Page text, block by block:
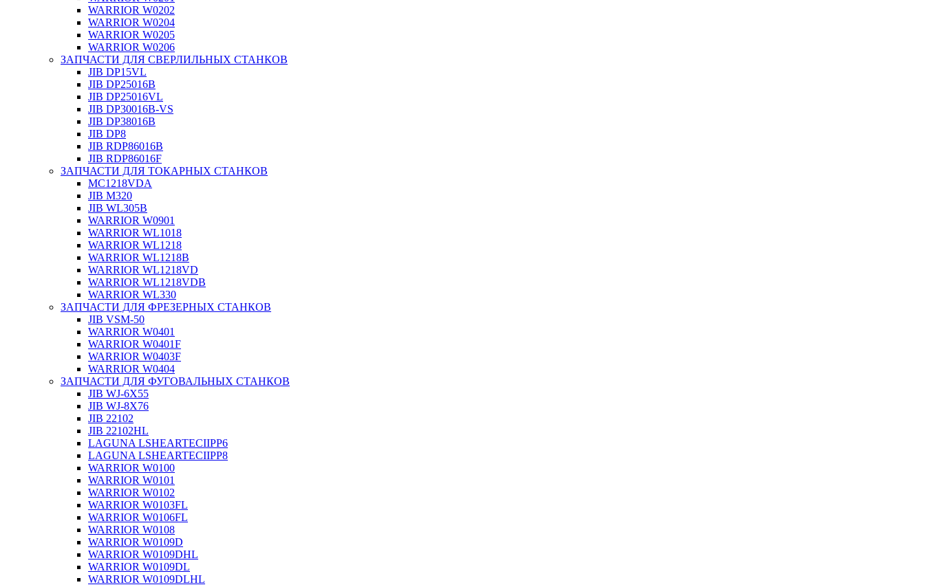
WARRIOR W0202
WARRIOR W0204
WARRIOR W0205
WARRIOR W0206
ЗАПЧАСТИ ДЛЯ СВЕРЛИЛЬНЫХ СТАНКОВ
JIB DP15VL
JIB DP25016B
JIB DP25016VL
JIB DP30016B-VS
JIB DP38016B
JIB DP8
JIB RDP86016B
JIB RDP86016F
ЗАПЧАСТИ ДЛЯ ТОКАРНЫХ СТАНКОВ
MC1218VDA
JIB M320
JIB WL305B
WARRIOR W0901
WARRIOR WL1018
WARRIOR WL1218
WARRIOR WL1218B
WARRIOR WL1218VD
WARRIOR WL1218VDB
WARRIOR WL330
ЗАПЧАСТИ ДЛЯ ФРЕЗЕРНЫХ СТАНКОВ
JIB VSM-50
WARRIOR W0401
WARRIOR W0401F
WARRIOR W0403F
WARRIOR W0404
ЗАПЧАСТИ ДЛЯ ФУГОВАЛЬНЫХ СТАНКОВ
JIB WJ-6X55
JIB WJ-8X76
JIB 22102
JIB 22102HL
LAGUNA LSHEARTECIIPP6
LAGUNA LSHEARTECIIPP8
WARRIOR W0100
WARRIOR W0101
WARRIOR W0102
WARRIOR W0103FL
WARRIOR W0106FL
WARRIOR W0108
WARRIOR W0109D
WARRIOR W0109DHL
WARRIOR W0109DL
WARRIOR W0109DLHL